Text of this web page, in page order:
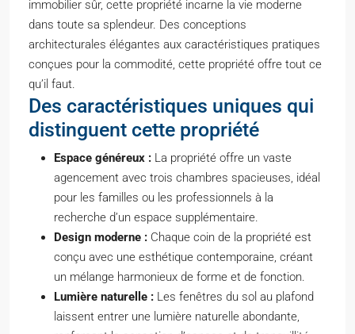
immobilier sûr, cette propriété incarne la vie moderne
dans toute sa splendeur. Des conceptions
architecturales élégantes aux caractéristiques pratiques
conçues pour la commodité, cette propriété offre tout ce
qu’il faut.
Des caractéristiques uniques qui
distinguent cette propriété
Espace généreux : La propriété offre un vaste
agencement avec trois chambres spacieuses, idéal
pour les familles ou les professionnels à la
recherche d’un espace supplémentaire.
Design moderne : Chaque coin de la propriété est
conçu avec une esthétique contemporaine, créant
un mélange harmonieux de forme et de fonction.
Lumière naturelle : Les fenêtres du sol au plafond
laissent entrer une lumière naturelle abondante,